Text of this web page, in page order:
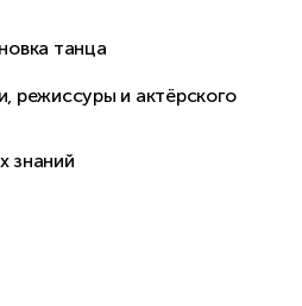
танца
режиссуры и актёрского
знаний